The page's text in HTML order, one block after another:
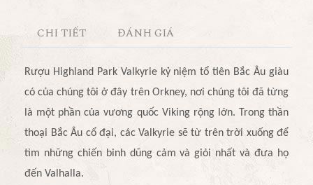
CHI TIẾT ĐÁNH GIÁ
Rượu Highland Park Valkyrie kỷ niệm tổ tiên Bắc Âu giàu
có của chúng tôi ở đây trên Orkney, nơi chúng tôi đã từng
là một phần của vương quốc Viking rộng lớn. Trong thần
thoại Bắc Âu cổ đại, các Valkyrie sẽ từ trên trời xuống để
tìm những chiến binh dũng cảm và giỏi nhất và đưa họ
đến Valhalla.